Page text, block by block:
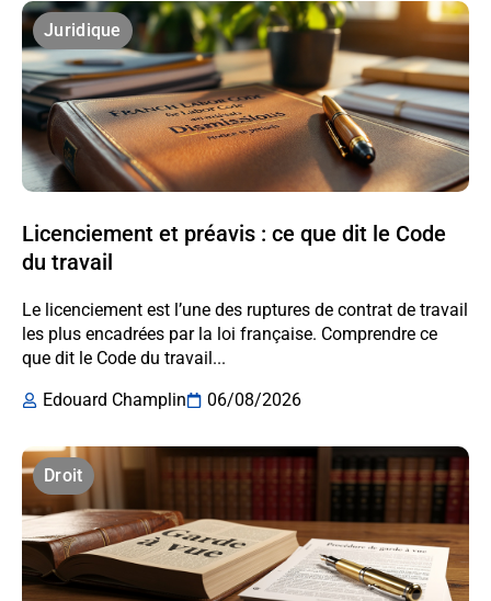
Juridique
Licenciement et préavis : ce que dit le Code
du travail
Le licenciement est l’une des ruptures de contrat de travail
les plus encadrées par la loi française. Comprendre ce
que dit le Code du travail...
Edouard Champlin
06/08/2026
Droit